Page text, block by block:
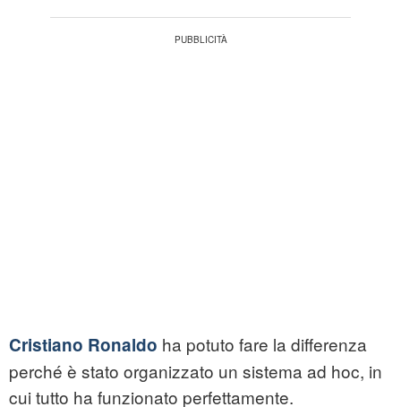
Cristiano Ronaldo ha potuto fare la differenza
perché è stato organizzato un sistema ad hoc, in
cui tutto ha funzionato perfettamente.